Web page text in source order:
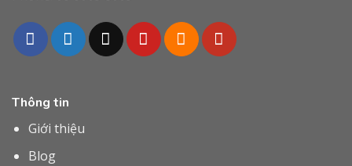
Thông tin
Giới thiệu
Blog